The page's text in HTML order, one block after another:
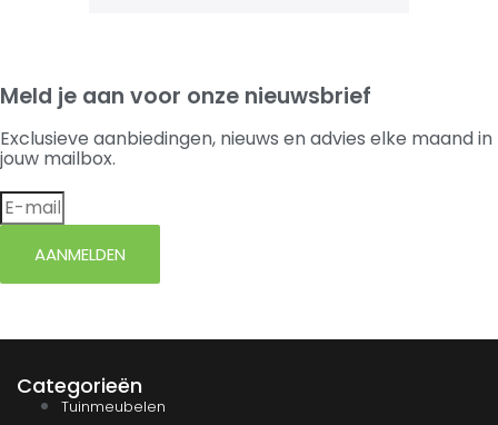
Meld je aan voor onze nieuwsbrief
Exclusieve aanbiedingen, nieuws en advies elke maand in
jouw mailbox.
AANMELDEN
Categorieën
Tuinmeubelen